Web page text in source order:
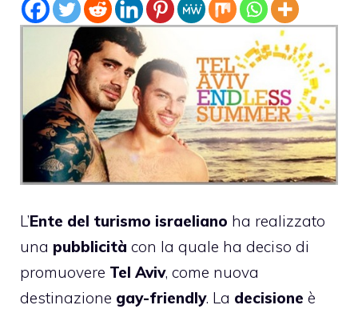
L’Ente del turismo israeliano ha realizzato
una pubblicità con la quale ha deciso di
promuovere Tel Aviv, come nuova
destinazione gay-friendly. La decisione è